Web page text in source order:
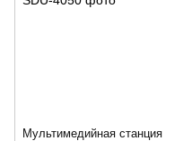
Мультимедийная станция